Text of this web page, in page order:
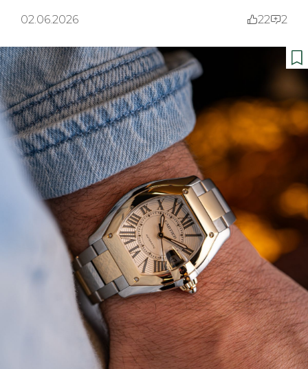
02.06.2026 22 2